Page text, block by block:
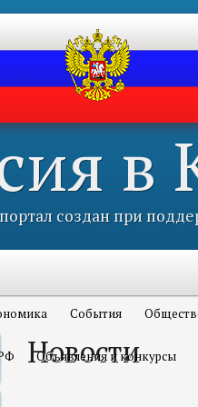
в
создан при
События
Объявления и конкурсы
Новости